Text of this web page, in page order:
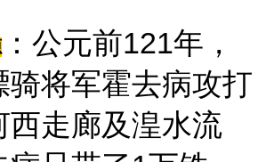
：公元前121年，
骑将军霍去病攻打
西走廊及湟水流